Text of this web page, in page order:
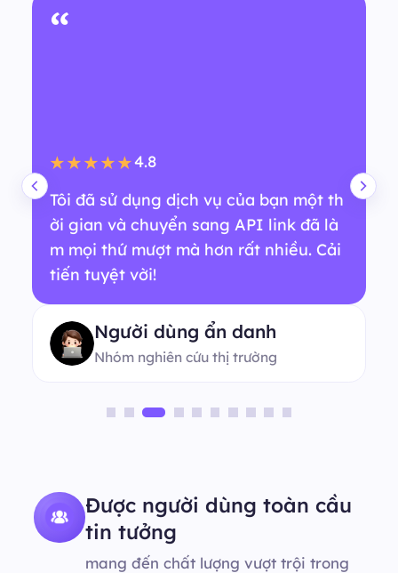
“
★★★★★4.8
Tôi đã sử dụng dịch vụ của bạn một th
ời gian và chuyển sang API link đã là
m mọi thứ mượt mà hơn rất nhiều. Cải
tiến tuyệt vời!
Người dùng ẩn danh
Nhóm nghiên cứu thị trường
Được người dùng toàn cầu
tin tưởng
mang đến chất lượng vượt trội trong